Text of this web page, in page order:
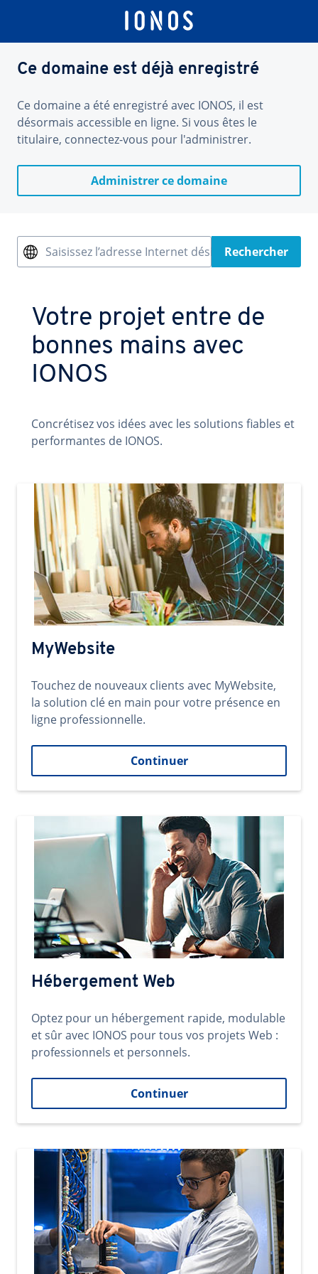
Ce domaine est déjà enregistré
Ce domaine a été enregistré avec IONOS, il est
désormais accessible en ligne. Si vous êtes le
titulaire, connectez-vous pour l'administrer.
Administrer ce domaine
Saisissez l’adresse Internet désiréeRechercher
Votre projet entre de
bonnes mains avec
IONOS
Concrétisez vos idées avec les solutions fiables et
performantes de IONOS.
MyWebsite
Touchez de nouveaux clients avec MyWebsite,
la solution clé en main pour votre présence en
ligne professionnelle.
Continuer
Hébergement Web
Optez pour un hébergement rapide, modulable
et sûr avec IONOS pour tous vos projets Web :
professionnels et personnels.
Continuer